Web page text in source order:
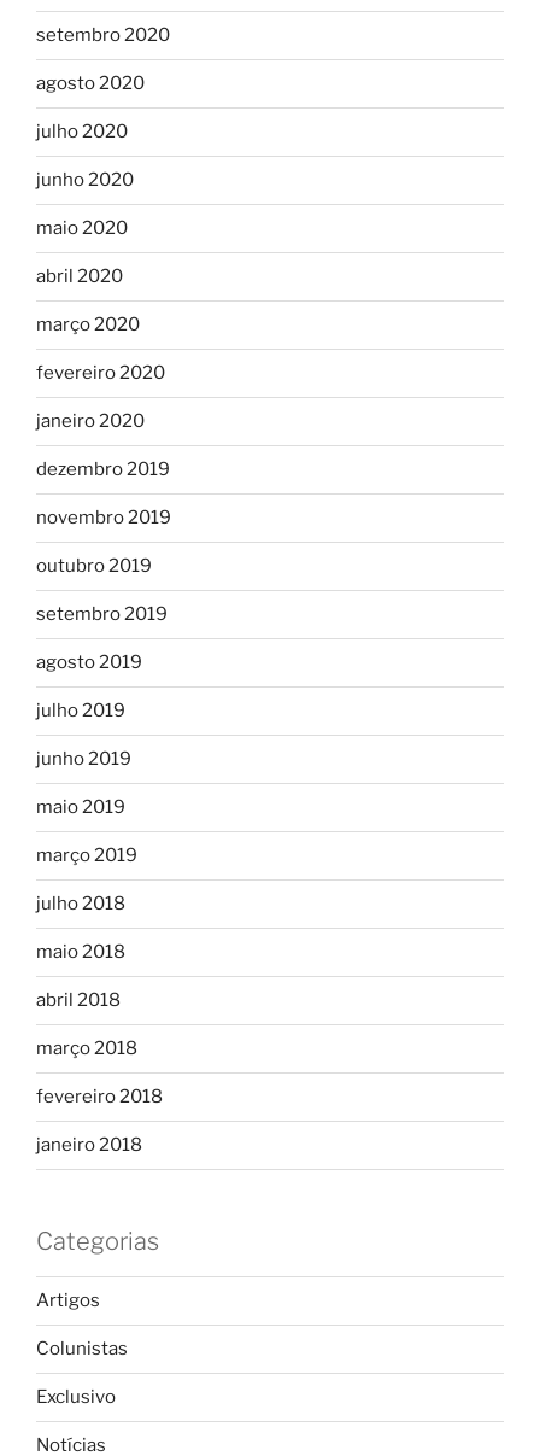
setembro 2020
agosto 2020
julho 2020
junho 2020
maio 2020
abril 2020
março 2020
fevereiro 2020
janeiro 2020
dezembro 2019
novembro 2019
outubro 2019
setembro 2019
agosto 2019
julho 2019
junho 2019
maio 2019
março 2019
julho 2018
maio 2018
abril 2018
março 2018
fevereiro 2018
janeiro 2018
Categorias
Artigos
Colunistas
Exclusivo
Notícias